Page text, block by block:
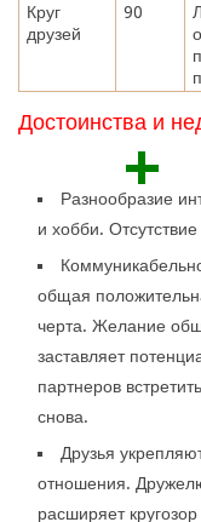
Круг
друзей
90
Достоинства и
+
Разнообразие
и хобби. Отсутствие
общая
черта. Желание
заставляет
партнеров
снова.
Друзья
отношения.
расширяет кругозор